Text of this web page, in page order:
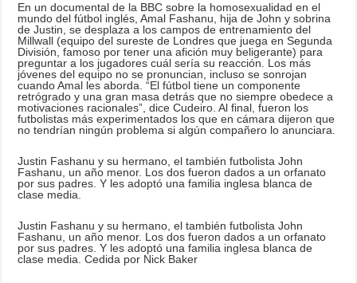
En un documental de la BBC sobre la homosexualidad en el
mundo del fútbol inglés, Amal Fashanu, hija de John y sobrina
de Justin, se desplaza a los campos de entrenamiento del
Millwall (equipo del sureste de Londres que juega en Segunda
División, famoso por tener una afición muy beligerante) para
preguntar a los jugadores cuál sería su reacción. Los más
jóvenes del equipo no se pronuncian, incluso se sonrojan
cuando Amal les aborda. “El fútbol tiene un componente
retrógrado y una gran masa detrás que no siempre obedece a
motivaciones racionales”, dice Cudeiro. Al final, fueron los
futbolistas más experimentados los que en cámara dijeron que
no tendrían ningún problema si algún compañero lo anunciara.
Justin Fashanu y su hermano, el también futbolista John
Fashanu, un año menor. Los dos fueron dados a un orfanato
por sus padres. Y les adoptó una familia inglesa blanca de
clase media.
Justin Fashanu y su hermano, el también futbolista John
Fashanu, un año menor. Los dos fueron dados a un orfanato
por sus padres. Y les adoptó una familia inglesa blanca de
clase media. Cedida por Nick Baker